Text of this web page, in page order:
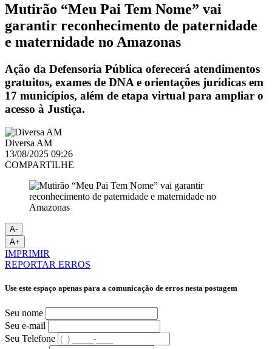
Mutirão “Meu Pai Tem Nome” vai
garantir reconhecimento de paternidade
e maternidade no Amazonas
Ação da Defensoria Pública oferecerá atendimentos
gratuitos, exames de DNA e orientações jurídicas em
17 municípios, além de etapa virtual para ampliar o
acesso à Justiça.
Diversa AM
13/08/2025 09:26
COMPARTILHE
A-
A+
IMPRIMIR
REPORTAR ERROS
Use este espaço apenas para a comunicação de erros nesta postagem
Seu nome
Seu e-mail
Seu Telefone